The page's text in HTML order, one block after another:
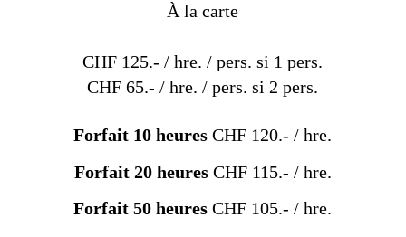
À la carte
CHF 125.- / hre. / pers. si 1 pers.
CHF 65.- / hre. / pers. si 2 pers.
Forfait 10 heures CHF 120.- / hre.
Forfait 20 heuresCHF 115.- / hre.
Forfait 50 heures CHF 105.- / hre.